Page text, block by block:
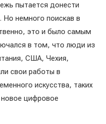
пытается донести
немного поискав в
это и было самым
в том, что люди из
США, Чехия,
свои работы в
искусства, таких
новое цифровое